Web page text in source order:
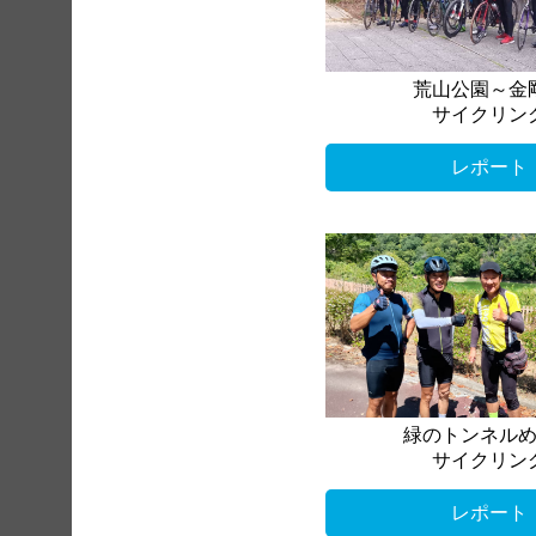
荒山公園～金
サイクリン
レポート
緑のトンネル
サイクリン
レポート